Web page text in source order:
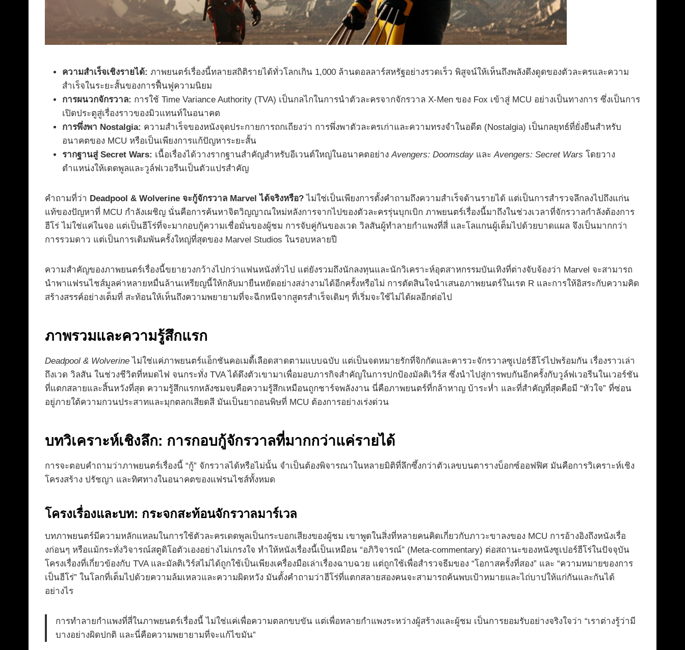
ความสำเร็จเชิงรายได้: ภาพยนตร์เรื่องนี้ทลายสถิติรายได้ทั่วโลกเกิน 1,000 ล้านดอลลาร์สหรัฐอย่างรวดเร็ว พิสูจน์ให้เห็นถึงพลังดึงดูดของตัวละครและความ
สำเร็จในระยะสั้นของการฟื้นฟูความนิยม
การผนวกจักรวาล: การใช้ Time Variance Authority (TVA) เป็นกลไกในการนำตัวละครจากจักรวาล X-Men ของ Fox เข้าสู่ MCU อย่างเป็นทางการ ซึ่งเป็นการ
เปิดประตูสู่เรื่องราวของมิวแทนท์ในอนาคต
การพึ่งพา Nostalgia: ความสำเร็จของหนังจุดประกายการถกเถียงว่า การพึ่งพาตัวละครเก่าและความทรงจำในอดีต (Nostalgia) เป็นกลยุทธ์ที่ยั่งยืนสำหรับ
อนาคตของ MCU หรือเป็นเพียงการแก้ปัญหาระยะสั้น
รากฐานสู่ Secret Wars: เนื้อเรื่องได้วางรากฐานสำคัญสำหรับอีเวนต์ใหญ่ในอนาคตอย่างAvengers: Doomsday และAvengers: Secret Wars โดยวาง
ตำแหน่งให้เดดพูลและวูล์ฟเวอรีนเป็นตัวแปรสำคัญ
คำถามที่ว่า Deadpool & Wolverine จะกู้จักรวาล Marvel ได้จริงหรือ? ไม่ใช่เป็นเพียงการตั้งคำถามถึงความสำเร็จด้านรายได้ แต่เป็นการสำรวจลึกลงไปถึงแก่น
แท้ของปัญหาที่ MCU กำลังเผชิญ นั่นคือการค้นหาจิตวิญญาณใหม่หลังการจากไปของตัวละครรุ่นบุกเบิก ภาพยนตร์เรื่องนี้มาถึงในช่วงเวลาที่จักรวาลกำลังต้องการ
ฮีโร่ ไม่ใช่แค่ในจอ แต่เป็นฮีโร่ที่จะมากอบกู้ความเชื่อมั่นของผู้ชม การจับคู่กันของเวด วิลสันผู้ทำลายกำแพงที่สี่ และโลแกนผู้เต็มไปด้วยบาดแผล จึงเป็นมากกว่า
การรวมดาว แต่เป็นการเดิมพันครั้งใหญ่ที่สุดของ Marvel Studios ในรอบหลายปี
ความสำคัญของภาพยนตร์เรื่องนี้ขยายวงกว้างไปกว่าแฟนหนังทั่วไป แต่ยังรวมถึงนักลงทุนและนักวิเคราะห์อุตสาหกรรมบันเทิงที่ต่างจับจ้องว่า Marvel จะสามารถ
นำพาแฟรนไชส์มูลค่าหลายหมื่นล้านเหรียญนี้ให้กลับมายืนหยัดอย่างสง่างามได้อีกครั้งหรือไม่ การตัดสินใจนำเสนอภาพยนตร์ในเรต R และการให้อิสระกับความคิด
สร้างสรรค์อย่างเต็มที่ สะท้อนให้เห็นถึงความพยายามที่จะฉีกหนีจากสูตรสำเร็จเดิมๆ ที่เริ่มจะใช้ไม่ได้ผลอีกต่อไป
ภาพรวมและความรู้สึกแรก
Deadpool & Wolverine ไม่ใช่แค่ภาพยนตร์แอ็กชันคอเมดี้เลือดสาดตามแบบฉบับ แต่เป็นจดหมายรักที่จิกกัดและคารวะจักรวาลซูเปอร์ฮีโร่ไปพร้อมกัน เรื่องราวเล่า
ถึงเวด วิลสัน ในช่วงชีวิตที่หมดไฟ จนกระทั่ง TVA ได้ดึงตัวเขามาเพื่อมอบภารกิจสำคัญในการปกป้องมัลติเวิร์ส ซึ่งนำไปสู่การพบกันอีกครั้งกับวูล์ฟเวอรีนในเวอร์ชัน
ที่แตกสลายและสิ้นหวังที่สุด ความรู้สึกแรกหลังชมจบคือความรู้สึกเหมือนถูกชาร์จพลังงาน นี่คือภาพยนตร์ที่กล้าหาญ บ้าระห่ำ และที่สำคัญที่สุดคือมี “หัวใจ” ที่ซ่อน
อยู่ภายใต้ความกวนประสาทและมุกตลกเสียดสี มันเป็นยาถอนพิษที่ MCU ต้องการอย่างเร่งด่วน
บทวิเคราะห์เชิงลึก: การกอบกู้จักรวาลที่มากกว่าแค่รายได้
การจะตอบคำถามว่าภาพยนตร์เรื่องนี้ “กู้” จักรวาลได้หรือไม่นั้น จำเป็นต้องพิจารณาในหลายมิติที่ลึกซึ้งกว่าตัวเลขบนตารางบ็อกซ์ออฟฟิศ มันคือการวิเคราะห์เชิง
โครงสร้าง ปรัชญา และทิศทางในอนาคตของแฟรนไชส์ทั้งหมด
โครงเรื่องและบท: กระจกสะท้อนจักรวาลมาร์เวล
บทภาพยนตร์มีความหลักแหลมในการใช้ตัวละครเดดพูลเป็นกระบอกเสียงของผู้ชม เขาพูดในสิ่งที่หลายคนคิดเกี่ยวกับภาวะขาลงของ MCU การอ้างอิงถึงหนังเรื่อ
งก่อนๆ หรือแม้กระทั่งวิจารณ์สตูดิโอตัวเองอย่างไม่เกรงใจ ทำให้หนังเรื่องนี้เป็นเหมือน “อภิวิจารณ์” (Meta-commentary) ต่อสถานะของหนังซูเปอร์ฮีโร่ในปัจจุบัน
โครงเรื่องที่เกี่ยวข้องกับ TVA และมัลติเวิร์สไม่ได้ถูกใช้เป็นเพียงเครื่องมือเล่าเรื่องฉาบฉวย แต่ถูกใช้เพื่อสำรวจธีมของ “โอกาสครั้งที่สอง” และ “ความหมายของการ
เป็นฮีโร่” ในโลกที่เต็มไปด้วยความล้มเหลวและความผิดหวัง มันตั้งคำถามว่าฮีโร่ที่แตกสลายสองคนจะสามารถค้นพบเป้าหมายและไถ่บาปให้แก่กันและกันได้
อย่างไร
การทำลายกำแพงที่สี่ในภาพยนตร์เรื่องนี้ ไม่ใช่แค่เพื่อความตลกขบขัน แต่เพื่อทลายกำแพงระหว่างผู้สร้างและผู้ชม เป็นการยอมรับอย่างจริงใจว่า “เราต่างรู้ว่ามี
บางอย่างผิดปกติ และนี่คือความพยายามที่จะแก้ไขมัน”